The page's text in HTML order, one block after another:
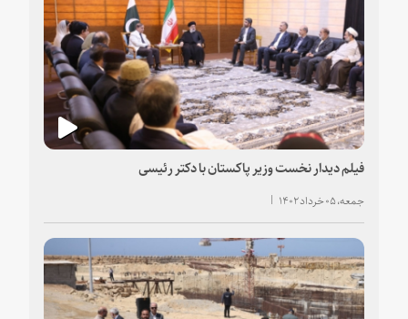
فیلم دیدار نخست وزیر پاکستان با دکتر رئیسی
جمعه، ۰۵ خرداد ۱۴۰۲